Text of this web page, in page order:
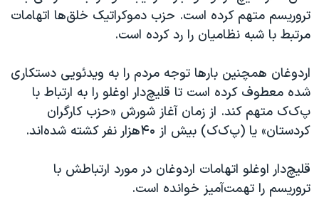
تروریسم متهم کرده است. حزب دموکراتیک خلق‌ها اتهامات
مرتبط با شبه نظامیان را رد کرده است.
اردوغان همچنین بارها توجه مردم را به ویدئویی دستکاری
شده معطوف کرده است تا قلیچ‌دار اوغلو را به ارتباط با
پ‌ک‌ک متهم کند. از زمان آغاز شورش «حزب کارگران
کردستان» یا (پ‌ک‌ک) بیش از ۴۰هزار نفر کشته شده‌اند.
قلیچ‌دار اوغلو اتهامات اردوغان در مورد ارتباطش با
تروریسم را تهمت‌آمیز خوانده است.